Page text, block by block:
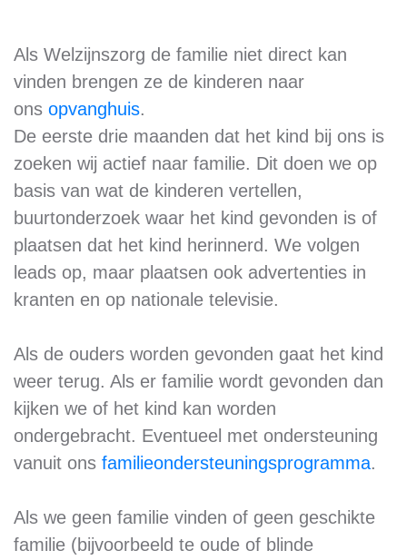
Als Welzijnszorg de familie niet direct kan
vinden brengen ze de kinderen naar
ons opvanghuis.
De eerste drie maanden dat het kind bij ons is
zoeken wij actief naar familie. Dit doen we op
basis van wat de kinderen vertellen,
buurtonderzoek waar het kind gevonden is of
plaatsen dat het kind herinnerd. We volgen
leads op, maar plaatsen ook advertenties in
kranten en op nationale televisie.
Als de ouders worden gevonden gaat het kind
weer terug. Als er familie wordt gevonden dan
kijken we of het kind kan worden
ondergebracht. Eventueel met ondersteuning
vanuit ons familieondersteuningsprogramma.
Als we geen familie vinden of geen geschikte
familie (bijvoorbeeld te oude of blinde